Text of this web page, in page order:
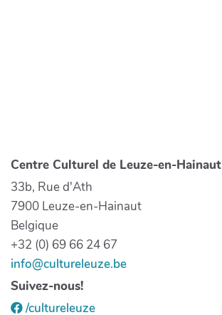
Centre Culturel de Leuze-en-Hainaut
33b, Rue d'Ath
7900 Leuze-en-Hainaut
Belgique
+32 (0) 69 66 24 67
info@cultureleuze.be
Suivez-nous!
/cultureleuze